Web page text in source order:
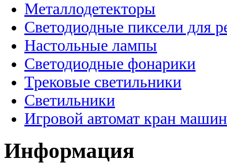
Металлодетекторы
Светодиодные пиксели для
Настольные лампы
Светодиодные фонарики
Трековые светильники
Светильники
Игровой автомат кран
Информация